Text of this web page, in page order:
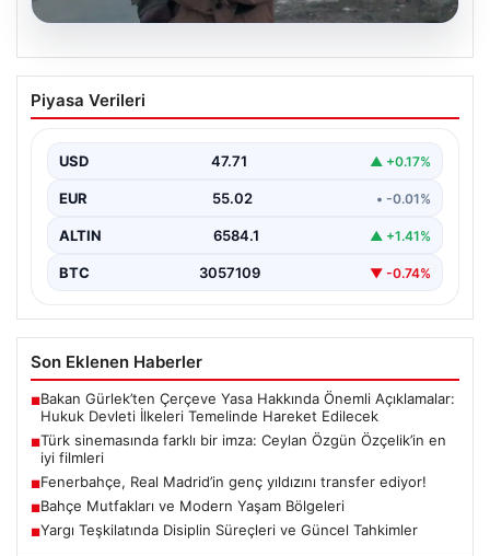
05.08.2026
Türk sinemasında farklı bir imza: Ceylan
Özgün Özçelik’in en iyi filmleri
Piyasa Verileri
USD 47.71 ▲ +0.17%
EUR 55.02 • -0.01%
ALTIN 6584.1 ▲ +1.41%
BTC 3057109 ▼ -0.74%
Son Eklenen Haberler
■Bakan Gürlek’ten Çerçeve Yasa Hakkında Önemli Açıklamalar:
Hukuk Devleti İlkeleri Temelinde Hareket Edilecek
■Türk sinemasında farklı bir imza: Ceylan Özgün Özçelik’in en
iyi filmleri
■Fenerbahçe, Real Madrid’in genç yıldızını transfer ediyor!
■Bahçe Mutfakları ve Modern Yaşam Bölgeleri
■Yargı Teşkilatında Disiplin Süreçleri ve Güncel Tahkimler